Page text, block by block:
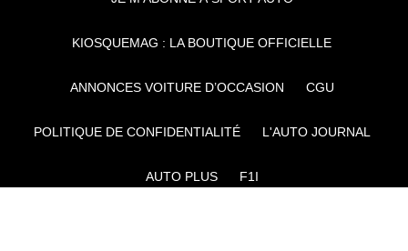
KIOSQUEMAG : LA BOUTIQUE OFFICIELLE
ANNONCES VOITURE D’OCCASION CGU
POLITIQUE DE CONFIDENTIALITÉ L'AUTO JOURNAL
AUTO PLUS F1I